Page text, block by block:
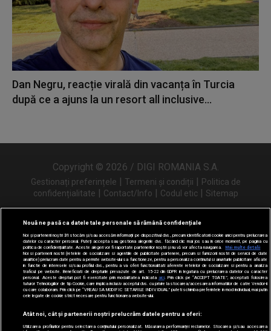
Dan Negru, reacție virală din vacanța în Turcia
după ce a ajuns la un resort all inclusive...
Copyright © 2026 / DIGI ROMANIA S.A.
Gestionați preferințele | Termeni și condiții | Politica de
confidențialitate | Contact/Info | Codul etic | Sitemap
Urmărește-ne și pe
Nouă ne pasă ca datele tale personale să rămână confidențiale
Noi și partenerii noștri31 stocăm și/sau accesăm informații pe dispozitivul dvs., precum identificatorii cookie unici pentru prelucrarea
datelor cu caracter personal. Puteți accepta sau gestiona alegerile dvs. făcând clic mai jos sau în orice moment, pe pagina cu
politica de confidențialitate. Aceste alegeri vor fi raportate partenerilor noștri și nu vă vor afecta navigarea.
Mai multe detalii
Noi si partenerii nostri (retelele de socializare si agentiile de publicitate partenere, precum si furnizorii nostri de servicii de date
analitice) prelucram date pentru a permite website-ului sa functioneze, pentru a personaliza continutul si anunturile publicitare afisate
in functie de interesele si/sau profilul dvs., pentru a va oferi functionalitati aferente retelelor de socializare si pentru a analiza
traficul pe website. Beneficiati de drepturile prevazute de art. 15-22 din GDPR in legatura cu prelucrarea datelor cu caracter
personal. Aceste drepturi pot fi exercitate prin modalitatea indicata aici. Prin click pe “ACCEPT TOATE”, acceptati folosirea
tuturor Tehnologiilor de tip Cookie, care implica inclusiv acceptul dvs. cu privire la stocarea/accesarea informatiilor de catre Vendor-ii
cu care colaboram. Prin click pe “VREAU SA MODIFIC SETARILE INDIVIDUAL” puteti schimba preferintele in mod individual, mai putin
cele legate de cookie strict necesare pentru functionarea website-ului.
Atât noi, cât și partenerii noștri prelucrăm datele pentru a oferi:
Utilizarea profilurilor pentru selectarea conținutului personalizat. Măsurarea performanței reclamelor. Stocarea și/sau accesarea